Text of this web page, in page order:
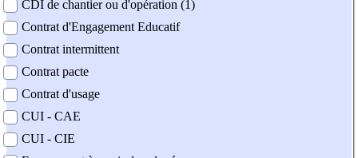
CDI de chantier ou d'opération (1)
Contrat d'Engagement Educatif
Contrat intermittent
Contrat pacte
Contrat d'usage
CUI - CAE
CUI - CIE